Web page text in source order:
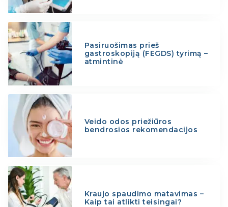
Pasiruošimas prieš
gastroskopiją (FEGDS) tyrimą –
atmintinė
Veido odos priežiūros
bendrosios rekomendacijos
Kraujo spaudimo matavimas –
Kaip tai atlikti teisingai?